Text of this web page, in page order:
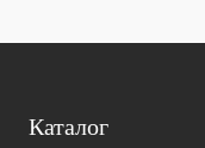
Каталог